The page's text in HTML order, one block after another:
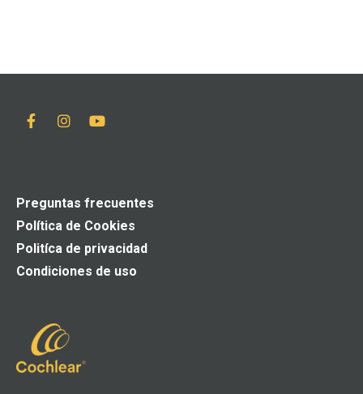
Preguntas frecuentes
Política de Cookies
Politíca de privacidad
Condiciones de uso